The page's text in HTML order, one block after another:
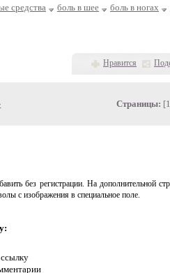
средства боль в шее боль в ногах
Нравится
Страницы:
без регистрации. На дополнительной
с изображения в специальное поле.